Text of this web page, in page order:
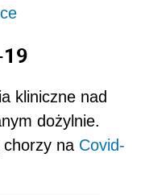
kliniczne nad
dożylnie.
chorzy na Covid-